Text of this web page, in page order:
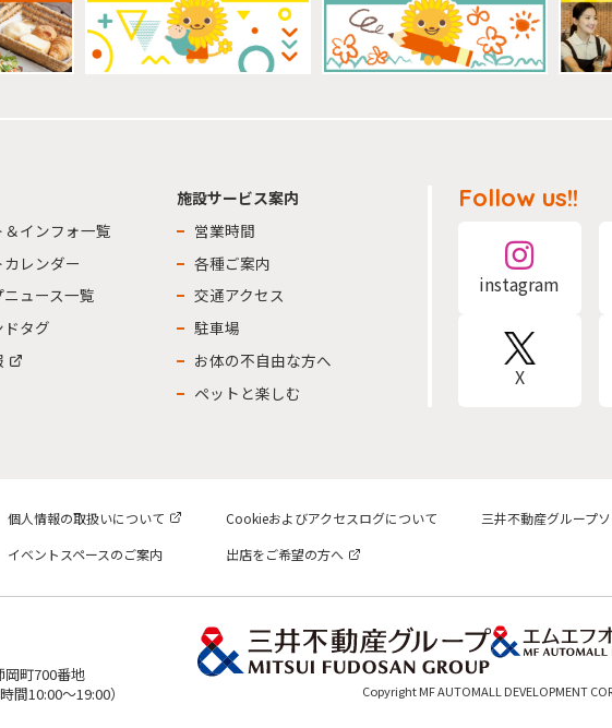
インフォ一覧
レンダー
ュース一覧
ドタグ
施設サービス案内
営業時間
各種ご案内
交通アクセス
駐車場
お体の不自由な方へ
ペットと楽しむ
Follow us!!
instagram
X
個人情報の取扱いについて Cookieおよびアクセスログについて
三井不動産グループ
イベントスペースのご案内 出店をご希望の方へ
岡町700番地
間10:00～19:00）
Copyright MF AUTOMALL DEVELOPMENT